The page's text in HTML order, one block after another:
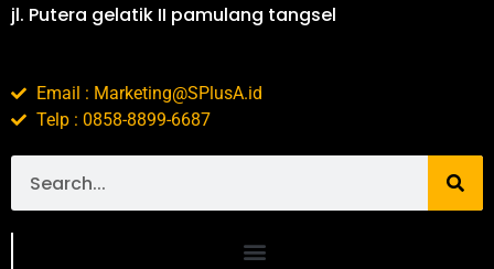
jl. Putera gelatik II pamulang tangsel
Email : Marketing@SPlusA.id
Telp : 0858-8899-6687